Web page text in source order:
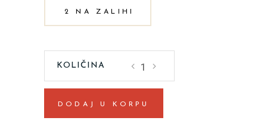
2 NA ZALIHI
I
i
DODAJ U KORPU